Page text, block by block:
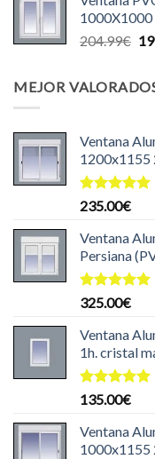
era:
1000X1000
204.99€ El
MEJOR
Ventana
1200x1155
Valorado
de 5
235.00€
Ventana
Persiana
Valorado
de 5
325.00€
Ventana
1h. cristal
Valorado
de 5
135.00€
Ventana
1000x1155